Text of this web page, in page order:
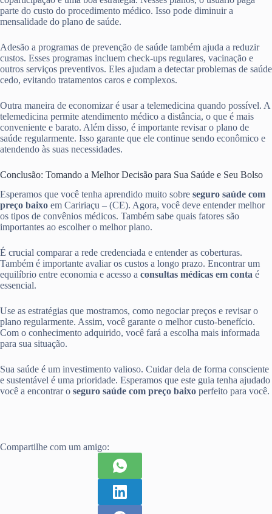
parte do custo do procedimento médico. Isso pode diminuir a
mensalidade do plano de saúde.
Adesão a programas de prevenção de saúde também ajuda a reduzir
custos. Esses programas incluem check-ups regulares, vacinação e
outros serviços preventivos. Eles ajudam a detectar problemas de saúde
cedo, evitando tratamentos caros e complexos.
Outra maneira de economizar é usar a telemedicina quando possível. A
telemedicina permite atendimento médico a distância, o que é mais
conveniente e barato. Além disso, é importante revisar o plano de
saúde regularmente. Isso garante que ele continue sendo econômico e
atendendo às suas necessidades.
Conclusão: Tomando a Melhor Decisão para Sua Saúde e Seu Bolso
Esperamos que você tenha aprendido muito sobre seguro saúde com
preço baixo em Caririaçu – (CE). Agora, você deve entender melhor
os tipos de convênios médicos. Também sabe quais fatores são
importantes ao escolher o melhor plano.
É crucial comparar a rede credenciada e entender as coberturas.
Também é importante avaliar os custos a longo prazo. Encontrar um
equilíbrio entre economia e acesso a consultas médicas em conta é
essencial.
Use as estratégias que mostramos, como negociar preços e revisar o
plano regularmente. Assim, você garante o melhor custo-benefício.
Com o conhecimento adquirido, você fará a escolha mais informada
para sua situação.
Sua saúde é um investimento valioso. Cuidar dela de forma consciente
e sustentável é uma prioridade. Esperamos que este guia tenha ajudado
você a encontrar o seguro saúde com preço baixo perfeito para você.
Compartilhe com um amigo: